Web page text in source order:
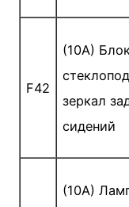
F42
(10A)
зеркал
сидений
(10A)